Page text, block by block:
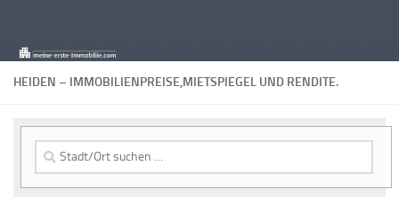
HEIDEN – IMMOBILIENPREISE,MIETSPIEGEL UND RENDITE.
nach: